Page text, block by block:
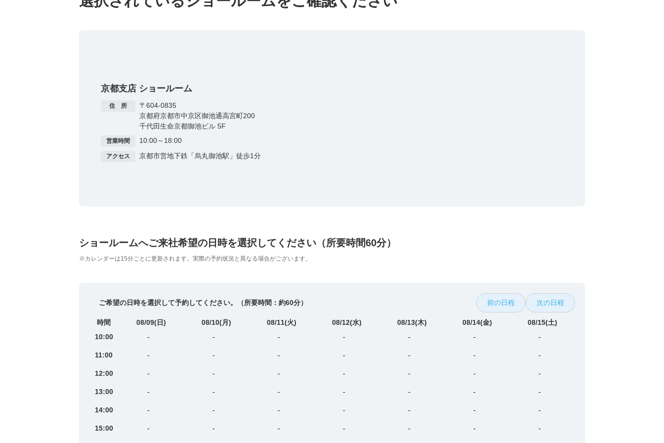
京都支店 ショールーム
住 所
〒604-0835
京都府京都市中京区御池通高宮町200
千代田生命京都御池ビル 5F​
営業時間 10:00～18:00
アクセス 京都市営地下鉄「烏丸御池駅」徒歩1分
ショールームへご来社希望の日時を選択してください（所要時間60分）
※カレンダーは15分ごとに更新されます。実際の予約状況と異なる場合がございます。
ご希望の日時を選択して予約してください。（所要時間：約60分） 前の日程 次の日程
時間 08/09(日) 08/10(月) 08/11(火) 08/12(水) 08/13(木) 08/14(金) 08/15(土)
10:00
- - - - - - -
11:00 - - - - - - -
12:00 - - - - - - -
13:00 - - - - - - -
14:00 - - - - - - -
15:00 - - - - - - -